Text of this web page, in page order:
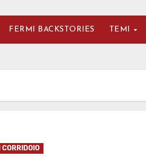
FERMI BACKSTORIES TEMI